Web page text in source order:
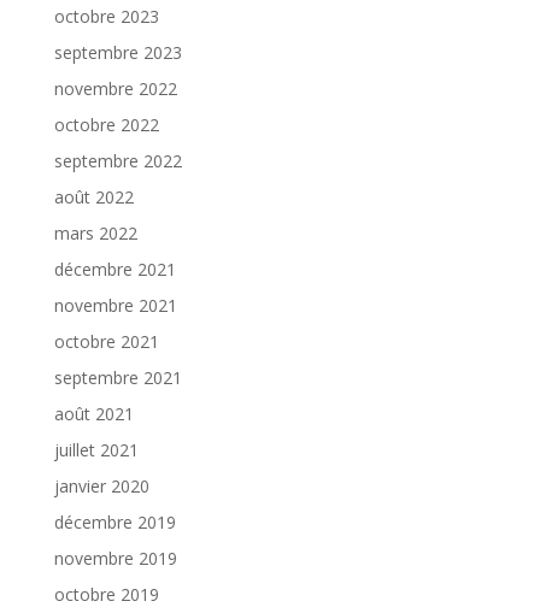
octobre 2023
septembre 2023
novembre 2022
octobre 2022
septembre 2022
août 2022
mars 2022
décembre 2021
novembre 2021
octobre 2021
septembre 2021
août 2021
juillet 2021
janvier 2020
décembre 2019
novembre 2019
octobre 2019